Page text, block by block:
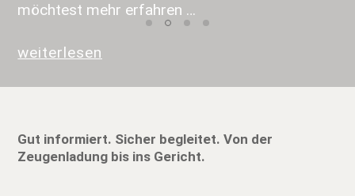
möchtest mehr erfahren …
weiterlesen
Gut informiert. Sicher begleitet. Von der
Zeugenladung bis ins Gericht.